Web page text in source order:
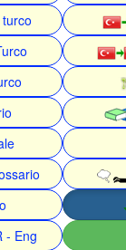
- Eng